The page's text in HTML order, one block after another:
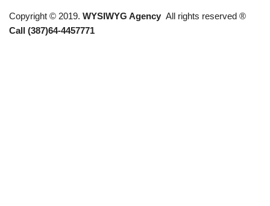
Copyright © 2019. WYSIWYG Agency All rights reserved ®
Call (387)64-4457771